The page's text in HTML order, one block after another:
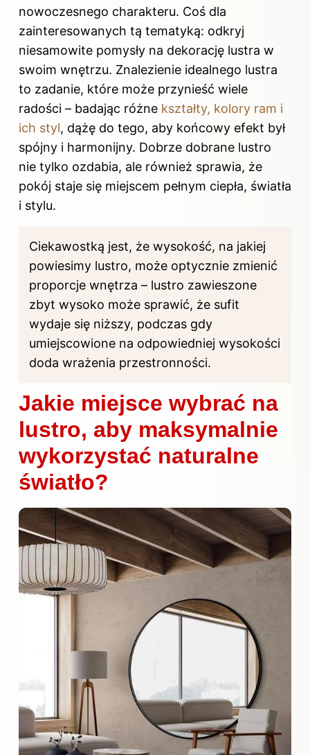
nowoczesnego charakteru. Coś dla
zainteresowanych tą tematyką: odkryj
niesamowite pomysły na dekorację lustra w
swoim wnętrzu. Znalezienie idealnego lustra
to zadanie, które może przynieść wiele
radości – badając różne kształty, kolory ram i
ich styl, dążę do tego, aby końcowy efekt był
spójny i harmonijny. Dobrze dobrane lustro
nie tylko ozdabia, ale również sprawia, że
pokój staje się miejscem pełnym ciepła, światła
i stylu.
Ciekawostką jest, że wysokość, na jakiej
powiesimy lustro, może optycznie zmienić
proporcje wnętrza – lustro zawieszone
zbyt wysoko może sprawić, że sufit
wydaje się niższy, podczas gdy
umiejscowione na odpowiedniej wysokości
doda wrażenia przestronności.
Jakie miejsce wybrać na
lustro, aby maksymalnie
wykorzystać naturalne
światło?